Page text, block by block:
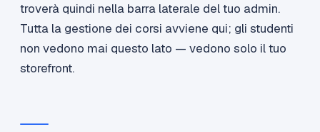
troverà quindi nella barra laterale del tuo admin.
Tutta la gestione dei corsi avviene qui; gli studenti
non vedono mai questo lato — vedono solo il tuo
storefront.